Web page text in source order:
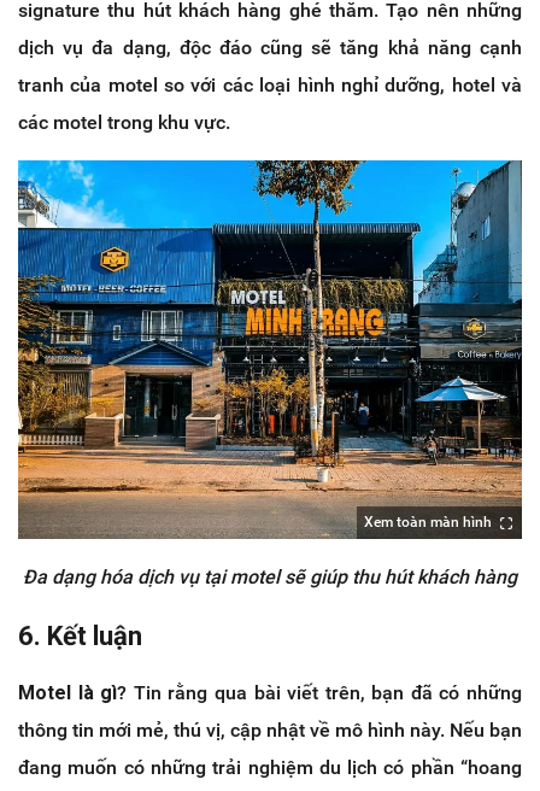
signature thu hút khách hàng ghé thăm. Tạo nên những
dịch vụ đa dạng, độc đáo cũng sẽ tăng khả năng cạnh
tranh của motel so với các loại hình nghỉ dưỡng, hotel và
các motel trong khu vực.
Xem toàn màn hình
Đa dạng hóa dịch vụ tại motel sẽ giúp thu hút khách hàng
6. Kết luận
Motel là gì? Tin rằng qua bài viết trên, bạn đã có những
thông tin mới mẻ, thú vị, cập nhật về mô hình này. Nếu bạn
đang muốn có những trải nghiệm du lịch có phần “hoang